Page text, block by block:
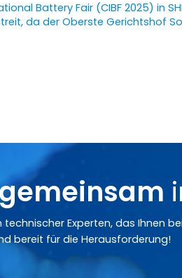
Battery Fair (CIBF 2025) in
da der Oberste Gerichtshof
Experten, das Ihnen
bereit für die Herausforderung!